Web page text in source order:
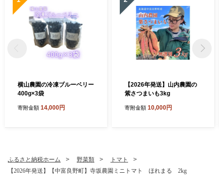
横山農園の冷凍ブルーベリー
400g×3袋
寄附金額 14,000円
【2026年発送】山内農園の
紫さつまいも3kg
寄附金額 10,000円
ふるさと納税ホーム 野菜類
トマト
【2026年発送】【中富良野町】寺坂農園ミニトマト ほれまる 2kg